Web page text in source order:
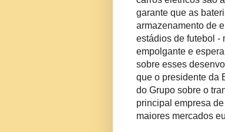
garante que as
armazenamento de
estádios de futebol -
empolgante e
sobre esses
que o presidente da
do Grupo sobre o
principal empresa
maiores mercados